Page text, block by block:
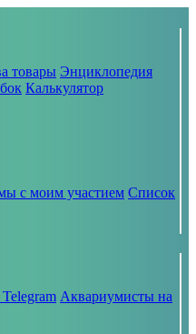
товары Энциклопедия
Калькулятор
с моим участием Список
Аквариумисты на